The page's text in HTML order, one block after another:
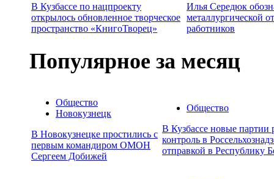
В Кузбассе по нацпроекту
открылось обновленное творческое
пространство «КнигоТворец»
Илья Середюк
металлургической
работников
Популярное за месяц
Общество
Новокузнецк
В Новокузнецке простились с
первым командиром ОМОН
Сергеем Добижей
Общество
В Кузбассе новые партии
контроль в
отправкой в Республику